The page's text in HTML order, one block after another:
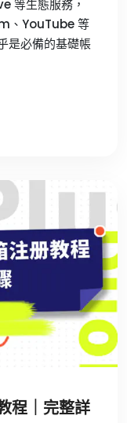
等生態服務，
、YouTube 等
是必備的基礎帳
程｜完整詳